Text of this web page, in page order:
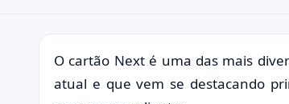
O cartão Next é uma das mais
atual e que vem se destacando